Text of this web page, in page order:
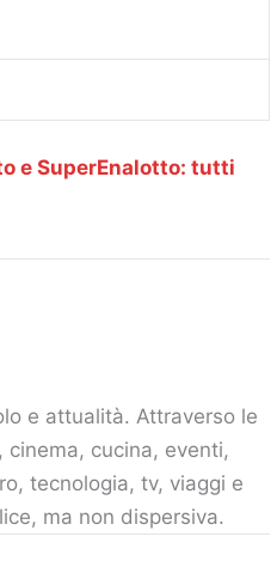
e SuperEnalotto: tutti
e attualità. Attraverso le
cucina, eventi,
tecnologia, tv, viaggi e
ma non dispersiva.